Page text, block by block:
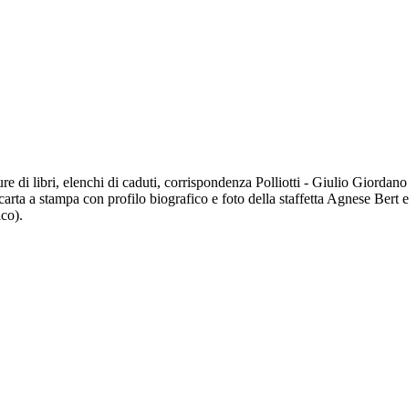
di libri, elenchi di caduti, corrispondenza Polliotti - Giulio Giordano
a stampa con profilo biografico e foto della staffetta Agnese Bert e